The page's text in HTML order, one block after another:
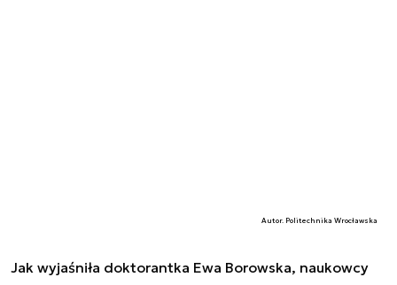
Autor. Politechnika Wrocławska
Jak wyjaśniła doktorantka Ewa Borowska, naukowcy